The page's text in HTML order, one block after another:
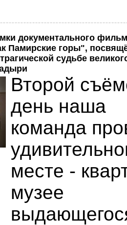
документального
Памирские горы",
судьбе
Второй
день наша
команда
месте -
музее